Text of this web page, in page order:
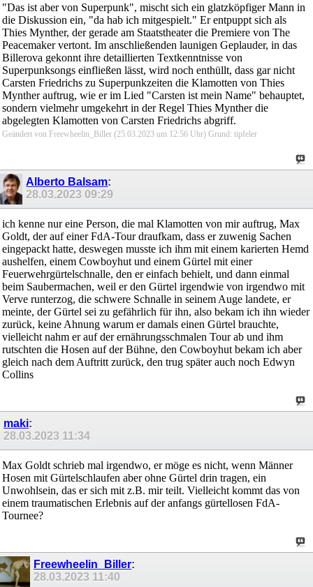
"Das ist aber von Superpunk", mischt sich ein glatzköpfiger Mann in
die Diskussion ein, "da hab ich mitgespielt." Er entpuppt sich als
Thies Mynther, der gerade am Staatstheater die Premiere von The
Peacemaker vertont. Im anschließenden launigen Geplauder, in das
Billerova gekonnt ihre detaillierten Textkenntnisse von
Superpunksongs einfließen lässt, wird noch enthüllt, dass gar nicht
Carsten Friedrichs zu Superpunkzeiten die Klamotten von Thies
Mynther auftrug, wie er im Lied "Carsten ist mein Name" behauptet,
sondern vielmehr umgekehrt in der Regel Thies Mynther die
abgelegten Klamotten von Carsten Friedrichs abgriff.
Geändert von Freewheelin_Biller (25.03.2023 um 12:56 Uhr) Grund: tipfeler
Alberto Balsam:
28.03.2023 09:29
ich kenne nur eine Person, die mal Klamotten von mir auftrug, Max
Goldt, der auf einer FdA-Tour draufkam, dass er zuwenig Sachen
eingepackt hatte, deswegen musste ich ihm mit einem karierten Hemd
aushelfen, einem Cowboyhut und einem Gürtel mit einer
Feuerwehrgürtelschnalle, den er einfach behielt, und dann einmal
beim Saubermachen, weil er den Gürtel irgendwie von irgendwo mit
Verve runterzog, die schwere Schnalle in seinem Auge landete, er
meinte, der Gürtel sei zu gefährlich für ihn, also bekam ich ihn wieder
zurück, keine Ahnung warum er damals einen Gürtel brauchte,
vielleicht nahm er auf der ernährungsschmalen Tour ab und ihm
rutschten die Hosen auf der Bühne, den Cowboyhut bekam ich aber
gleich nach dem Auftritt zurück, den trug später auch noch Edwyn
Collins
maki:
28.03.2023 11:34
Max Goldt schrieb mal irgendwo, er möge es nicht, wenn Männer
Hosen mit Gürtelschlaufen aber ohne Gürtel drin tragen, ein
Unwohlsein, das er sich mit z.B. mir teilt. Vielleicht kommt das von
einem traumatischen Erlebnis auf der anfangs gürtellosen FdA-
Tournee?
Freewheelin_Biller:
28.03.2023 11:40